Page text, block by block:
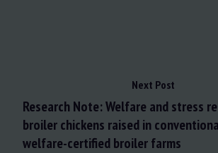
Next Post
Research Note: Welfare and stress
broiler chickens raised in
welfare-certified broiler farms